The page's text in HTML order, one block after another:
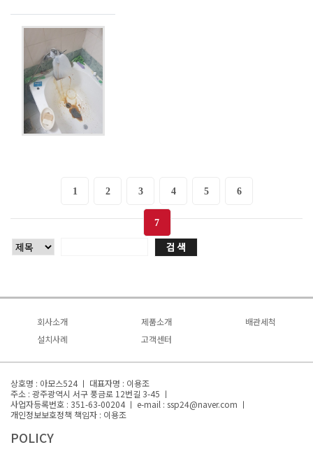
1 2 3 4 5 6
7
회사소개
회사소개
특허/인증
오시는 길
제품소개
녹물제로
배관세척
설치사례
고객센터
상호명 : 아모스524 ㅣ 대표자명 : 이용조
주소 : 광주광역시 서구 풍금로 12번길 3-45 ㅣ
사업자등록번호 : 351-63-00204 ㅣ e-mail : ssp24@naver.com ㅣ
개인정보보호정책 책임자 : 이용조
POLICY